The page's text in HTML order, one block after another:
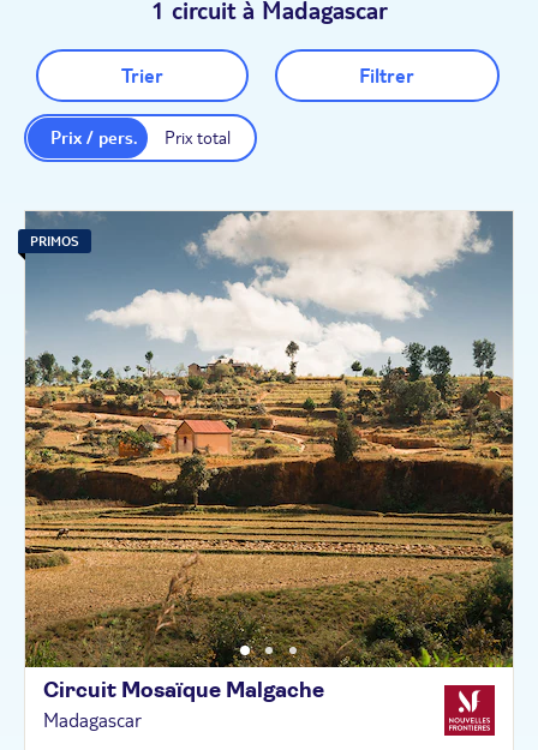
1 circuit à Madagascar
Trier Filtrer
Prix total
Prix / pers.
PRIMOS
Circuit Mosaïque Malgache
Madagascar